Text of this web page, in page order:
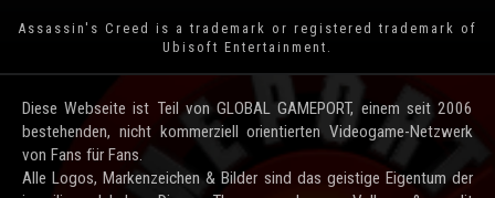
Assassin's Creed is a trademark or registered trademark of
Ubisoft Entertainment
Diese Webseite ist Teil von GLOBAL GAMEPORT, einem seit 2006
bestehenden, nicht kommerziell orientierten Videogame-Netzwerk
von Fans für Fans.
Alle Logos, Markenzeichen & Bilder sind das geistige Eigentum der